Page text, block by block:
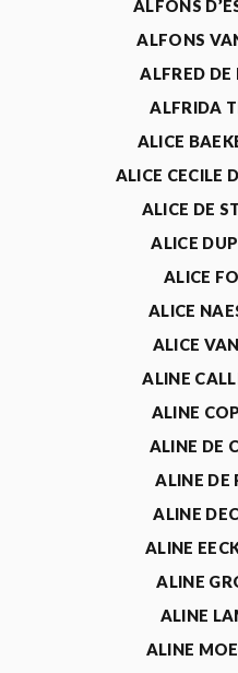
ALFONS
ALFONS
ALFRED DE
ALFRIDA
ALICE
ALICE CECILE
ALICE DE
ALICE
ALICE
ALICE
ALICE
ALINE
ALINE
ALINE DE
ALINE DE
ALINE
ALINE
ALINE
ALINE
ALINE